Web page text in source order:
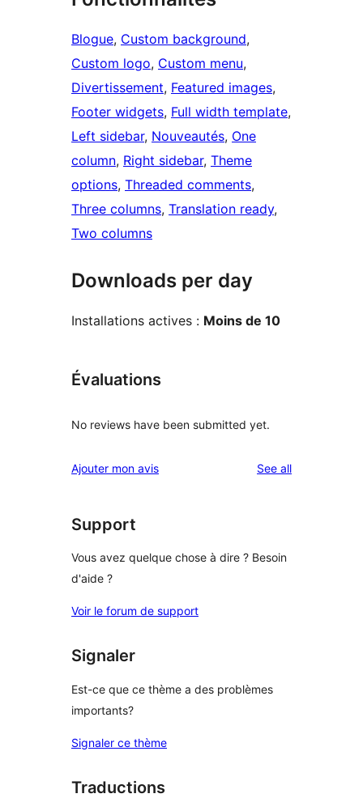
Blogue, Custom background
Custom logo, Custom menu
Divertissement, Featured images
Footer widgets, Full width template
Left sidebar, Nouveautés, One
column, Right sidebar, Theme
options, Threaded comments
Three columns, Translation ready
Two columns
Downloads per day
Installations actives : Moins de 10
Évaluations
No reviews have been submitted yet.
Ajouter mon avis See allreviews
Support
Vous avez quelque chose à dire ? Besoin
d'aide ?
Voir le forum de support
Signaler
Est-ce que ce thème a des problèmes
importants?
Signaler ce thème
Traductions